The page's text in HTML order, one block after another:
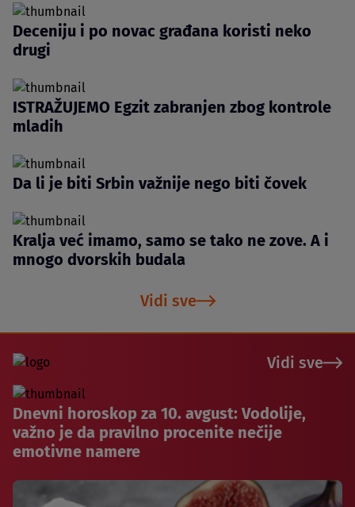
Deceniju i po novac građana koristi neko
drugi
ISTRAŽUJEMO Egzit zabranjen zbog kontrole
mladih
Da li je biti Srbin važnije nego biti čovek
Kralja već imamo, samo se tako ne zove. A i
mnogo dvorskih budala
Vidi sve
Vidi sve
Dnevni horoskop za 10. avgust: Vodolije,
važno je da pravilno procenite nečije
emotivne namere